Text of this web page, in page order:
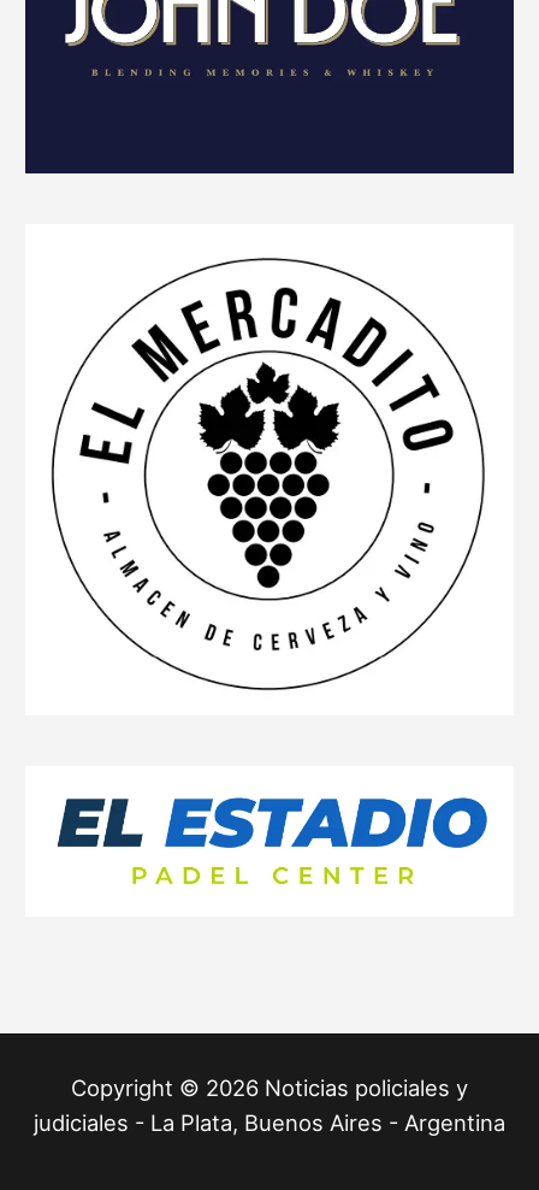
Copyright © 2026 Noticias policiales y
judiciales - La Plata, Buenos Aires - Argentina